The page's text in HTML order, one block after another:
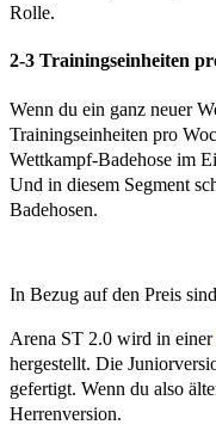
Rolle.
2-3 Trainingseinheiten
Wenn du ein ganz neuer
Trainingseinheiten pro
Wettkampf-Badehose im
Und in diesem Segment
Badehosen.
In Bezug auf den Preis
Arena ST 2.0 wird in einer
hergestellt. Die
gefertigt. Wenn du also
Herrenversion.